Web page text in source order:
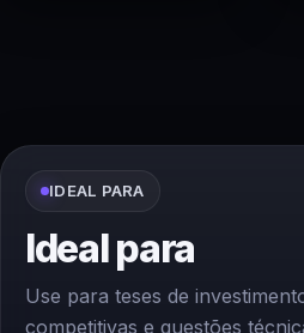
IDEAL PARA
Ideal para
Use para teses de
competitivas e questões